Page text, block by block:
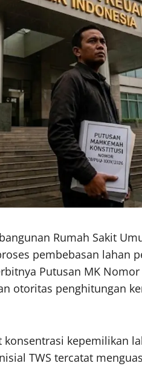
Rumah Sakit
pembebasan lahan
Putusan MK Nomor
otoritas penghitungan
kepemilikan
TWS tercatat